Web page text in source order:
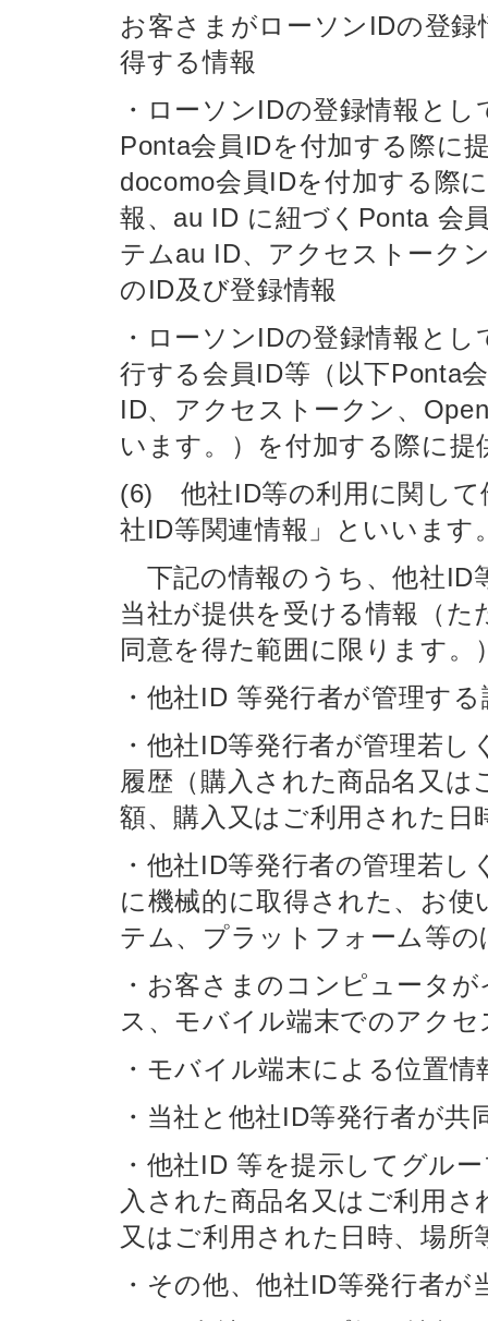
お客さまがローソンIDの登
得する情報
・ローソンIDの登録情報と
Ponta会員IDを付加する際に
docomo会員IDを付加する際
報、au ID に紐づくPonta 会
テムau ID、アクセストーク
のID及び登録情報
・ローソンIDの登録情報と
行する会員ID等（以下Ponta
ID、アクセストークン、
います。）を付加する際に
(6) 他社ID等の利用に関して
社ID等関連情報」といいます
下記の情報のうち、他社ID
当社が提供を受ける情報（
同意を得た範囲に限ります。
・他社ID 等発行者が管理す
・他社ID等発行者が管理若
履歴（購入された商品名又
額、購入又はご利用された日
・他社ID等発行者の管理若
に機械的に取得された、お
テム、プラットフォーム等
・お客さまのコンピュータ
ス、モバイル端末でのアク
・モバイル端末による位置情
・当社と他社ID等発行者が
・他社ID 等を提示してグル
入された商品名又はご利用
又はご利用された日時、場所
・その他、他社ID等発行者